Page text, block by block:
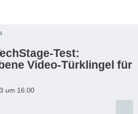
Test:
Video-Türklingel für
um 16:00